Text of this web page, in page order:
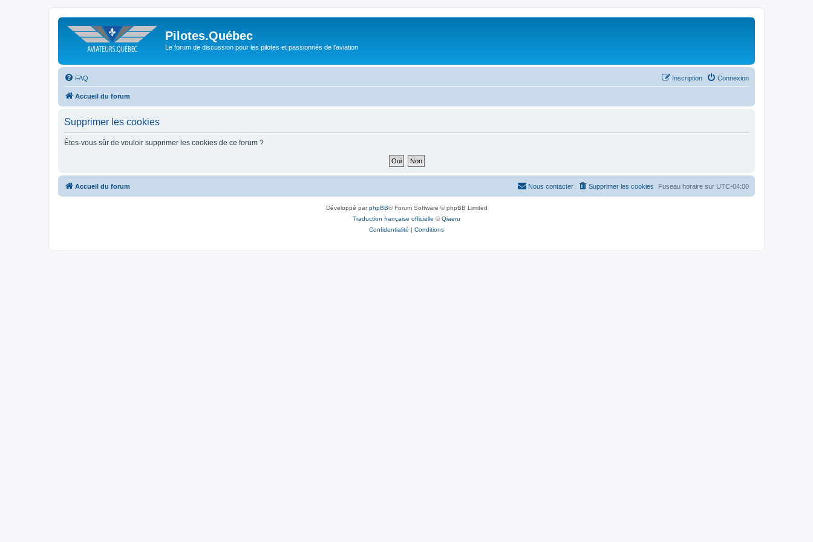
Pilotes.Québec
Le forum de discussion pour les pilotes et passionnés de l'aviation
FAQ Connexion
Inscription
Accueil du forum
Supprimer les cookies
Êtes-vous sûr de vouloir supprimer les cookies de ce forum ?
Accueil du forum Fuseau horaire sur UTC-04:00
Supprimer les cookies
Nous contacter
Développé parphpBB® Forum Software © phpBB Limited
Traduction française officielle ©Qiaeru
Confidentialité | Conditions